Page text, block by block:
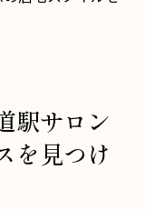
駅サロン
を見つけ